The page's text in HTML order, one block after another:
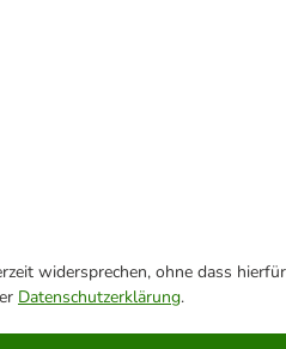
widersprechen, ohne dass
Datenschutzerklärung.